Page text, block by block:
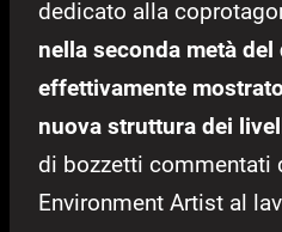
dedicato alla
nella seconda metà del
effettivamente
nuova struttura dei
di bozzetti commentati
Environment Artist al